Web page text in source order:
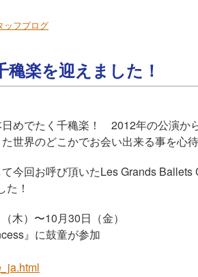
ッフブログ
穐楽を迎えました！
めでたく千穐楽！ 2012年の公演か
世界のどこかでお会い出来る事を心待
今回お呼び頂いたLes Grands Ballets
！
木）〜10月30日（金）
』に鼓童が参加